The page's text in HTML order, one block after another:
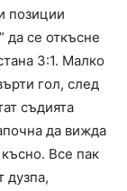
позиции
да се откъсне
3:1. Малко
гол, след
съдията
да вижда
Все пак
дузпа,